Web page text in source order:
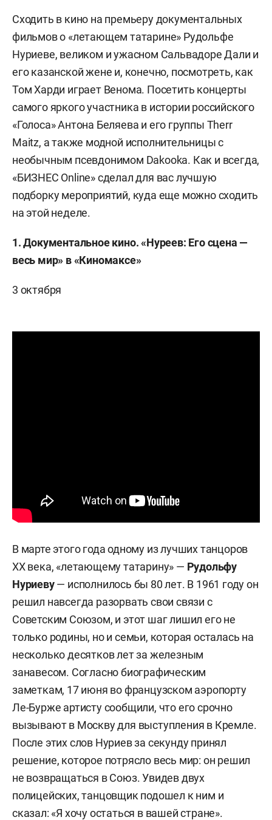
Сходить в кино на премьеру документальных
фильмов о «летающем татарине» Рудольфе
Нуриеве, великом и ужасном Сальвадоре Дали и
его казанской жене и, конечно, посмотреть, как
Том Харди играет Венома. Посетить концерты
самого яркого участника в истории российского
«Голоса» Антона Беляева и его группы Therr
Maitz, а также модной исполнительницы с
необычным псевдонимом Dakooka. Как и всегда,
«БИЗНЕС Online» сделал для вас лучшую
подборку мероприятий, куда еще можно сходить
на этой неделе.
1. Документальное кино. «Нуреев: Его сцена —
весь мир» в «Киномаксе»
3 октября
В марте этого года одному из лучших танцоров
XX века, «летающему татарину» — Рудольфу
Нуриеву— исполнилось бы 80 лет. В 1961 году он
решил навсегда разорвать свои связи с
Советским Союзом, и этот шаг лишил его не
только родины, но и семьи, которая осталась на
несколько десятков лет за железным
занавесом. Согласно биографическим
заметкам, 17 июня во французском аэропорту
Ле-Бурже артисту сообщили, что его срочно
вызывают в Москву для выступления в Кремле.
После этих слов Нуриев за секунду принял
решение, которое потрясло весь мир: он решил
не возвращаться в Союз. Увидев двух
полицейских, танцовщик подошел к ним и
сказал: «Я хочу остаться в вашей стране».